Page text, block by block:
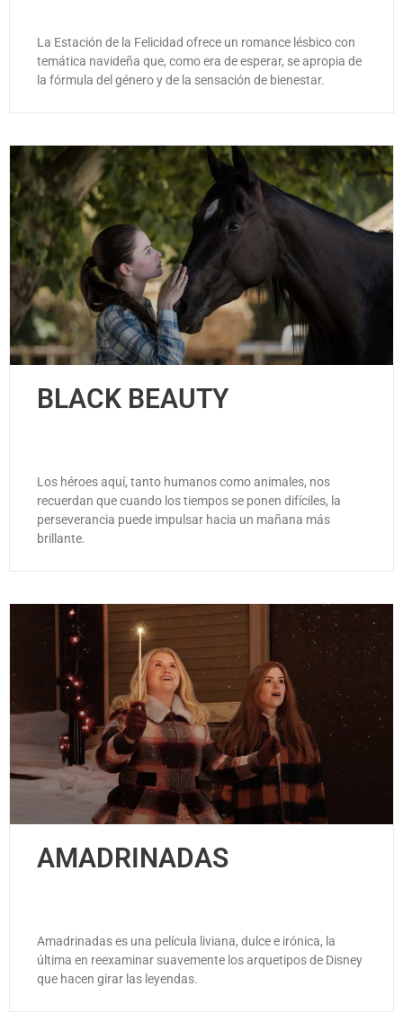
La Estación de la Felicidad ofrece un romance lésbico con
temática navideña que, como era de esperar, se apropia de
la fórmula del género y de la sensación de bienestar.
BLACK BEAUTY
Los héroes aquí, tanto humanos como animales, nos
recuerdan que cuando los tiempos se ponen difíciles, la
perseverancia puede impulsar hacia un mañana más
brillante.
AMADRINADAS
Amadrinadas es una película liviana, dulce e irónica, la
última en reexaminar suavemente los arquetipos de Disney
que hacen girar las leyendas.